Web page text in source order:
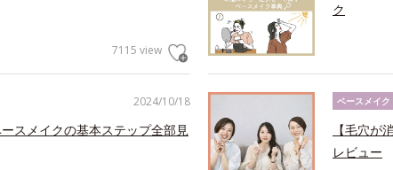
7115 view
ク
2024/10/18
スメイクの基本ステップ全部見
ベースメイク
【毛穴が
レビュー